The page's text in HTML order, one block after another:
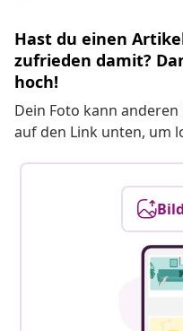
Hast du einen
zufrieden damit?
hoch!
Dein Foto kann
auf den Link unten, um